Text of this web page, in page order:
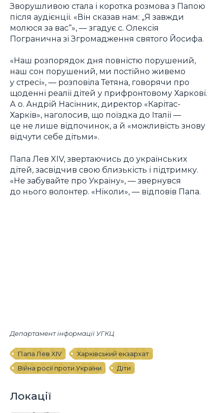
Зворушливою стала і коротка розмова з Папою
після аудієнції. «Він сказав нам: „Я завжди
молюся за вас“», — згадує с. Олексія
Погранична зі Згромадження святого Йосифа.
«Наш розпорядок дня повністю порушений,
наш сон порушений, ми постійно живемо
у стресі», — розповіла Тетяна, говорячи про
щоденні реалії дітей у прифронтовому Харкові.
А о. Андрій Насінник, директор «Карітас-
Харків», наголосив, що поїздка до Італії —
це не лише відпочинок, а й «можливість знову
відчути себе дітьми».
Папа Лев XIV, звертаючись до українських
дітей, засвідчив свою близькість і підтримку.
«Не забувайте про Україну», — звернувся
до нього волонтер. «Ніколи», — відповів Папа.
Департамент інформації УГКЦ
Папа Лев XIV
Харківський екзархат
Війна росії проти України
Діти
Локації